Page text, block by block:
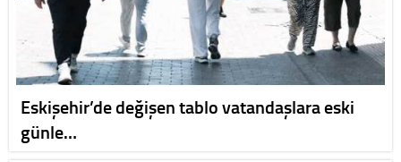
Eskişehir’de değişen tablo vatandaşlara eski
günle…